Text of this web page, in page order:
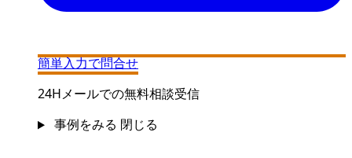
簡単入力で問合せ
24Hメールでの無料相談受信
事例をみる 閉じる